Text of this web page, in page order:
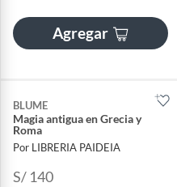
Agregar
BLUME
Magia antigua en Grecia y
Roma
Por LIBRERIA PAIDEIA
S/ 140